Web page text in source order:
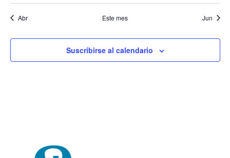
Abr Este mes Jun
Suscribirse al calendario